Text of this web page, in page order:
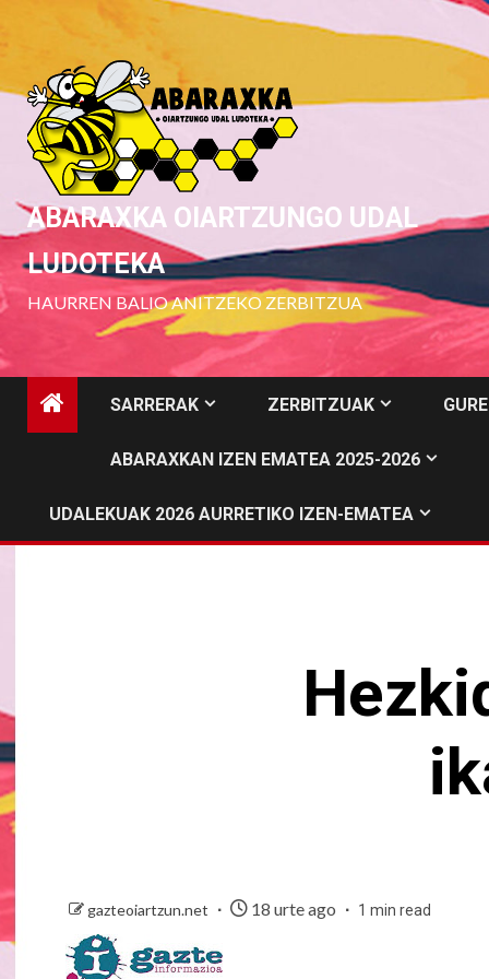
to
content
ABARAXKA OIARTZUNGO UDAL
LUDOTEKA
HAURREN BALIO ANITZEKO ZERBITZUA
SARRERAK ZERBITZUAK
ABARAXKAN IZEN EMATEA 2025-2026
UDALEKUAK 2026 AURRETIKO IZEN-EMATEA
gazteoiartzun.net 18 urte ago 1 min read